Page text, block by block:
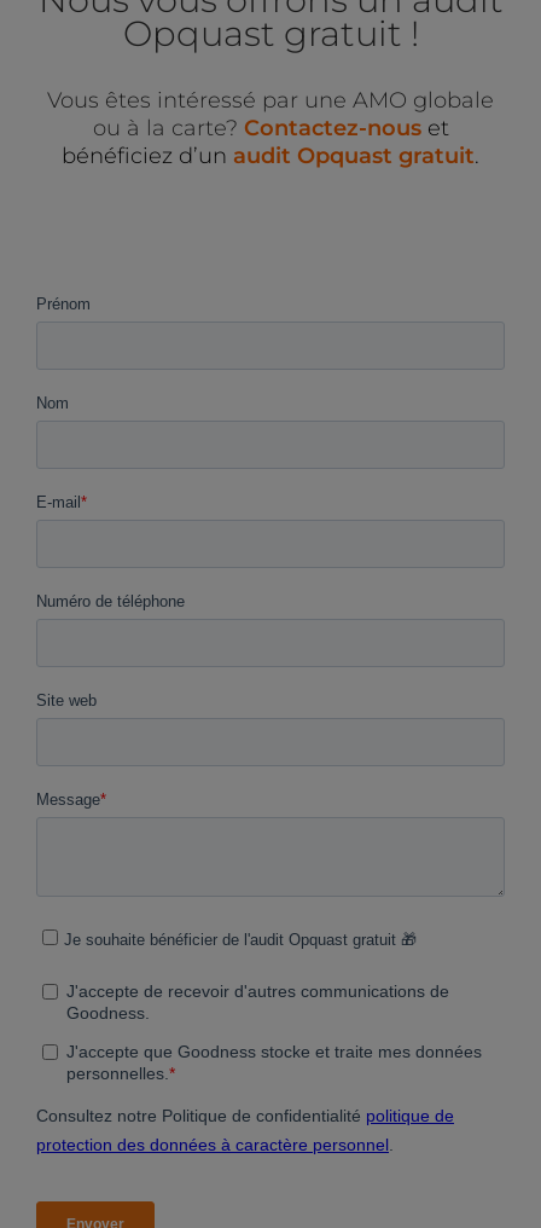
Opquast gratuit !
Vous êtes intéressé par une AMO globale
ou à la carte? Contactez-nous et
bénéficiez d’un audit Opquast gratuit.